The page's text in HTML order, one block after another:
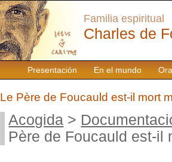
Presentación En el mundo
Familia espiritual
Charles de
Le Père de Foucauld est-il mort
Acogida >
Père de Foucauld est-il